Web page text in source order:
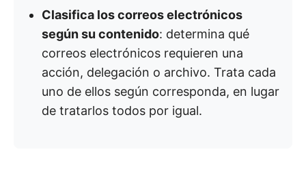
Clasifica los correos electrónicos
según su contenido: determina qué
correos electrónicos requieren una
acción, delegación o archivo. Trata cada
uno de ellos según corresponda, en lugar
de tratarlos todos por igual.